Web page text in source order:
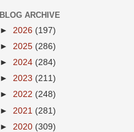
BLOG ARCHIVE
► 2026 (197)
► 2025 (286)
► 2024 (284)
► 2023 (211)
► 2022 (248)
► 2021 (281)
► 2020 (309)